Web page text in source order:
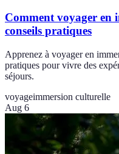
Comment voyager en
conseils pratiques
Apprenez à voyager en
pratiques pour vivre des
séjours.
voyageimmersion culturelle
Aug 6